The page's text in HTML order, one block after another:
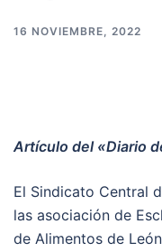
16 NOVIEMBRE, 2022
Artículo del «Diario
El Sindicato Central
las asociación de
de Alimentos de